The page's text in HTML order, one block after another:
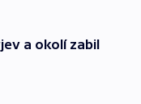
a okolí zabil